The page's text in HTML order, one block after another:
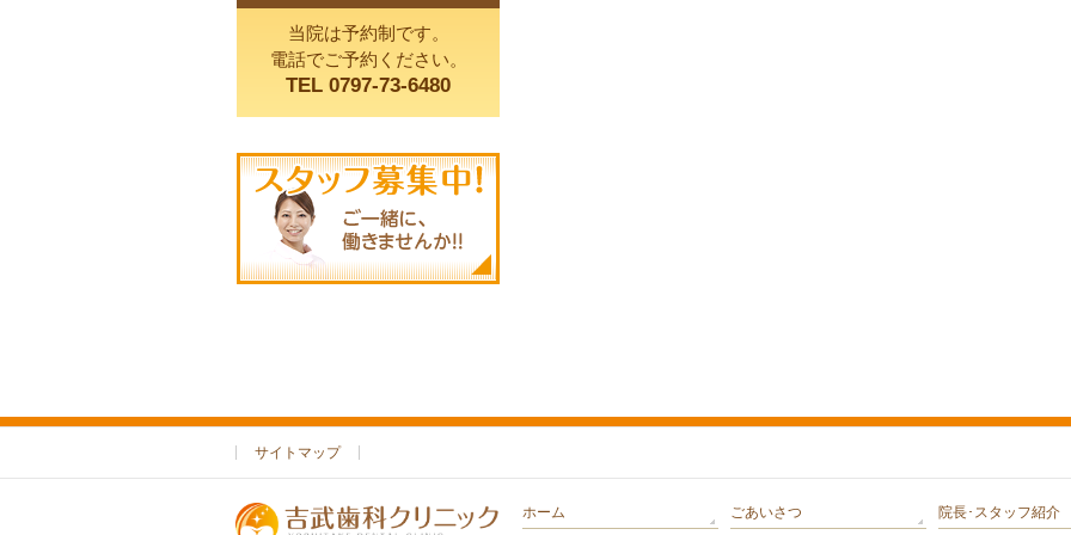
当院は予約制です。
電話でご予約ください。
TEL 0797-73-6480
サイトマップ
ホーム ごあいさつ 院長･スタッフ紹介